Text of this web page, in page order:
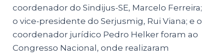
coordenador do Sindijus-SE, Marcelo Ferreira;
o vice-presidente do Serjusmig, Rui Viana; e o
coordenador jurídico Pedro Helker foram ao
Congresso Nacional, onde realizaram